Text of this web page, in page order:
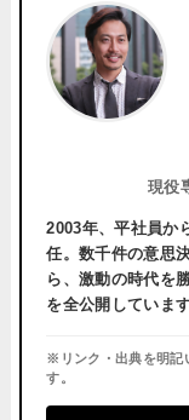
現役
2003年、平社員か
任。数千件の意思
ら、激動の時代を
を全公開しています
※リンク・出典を明記
す。